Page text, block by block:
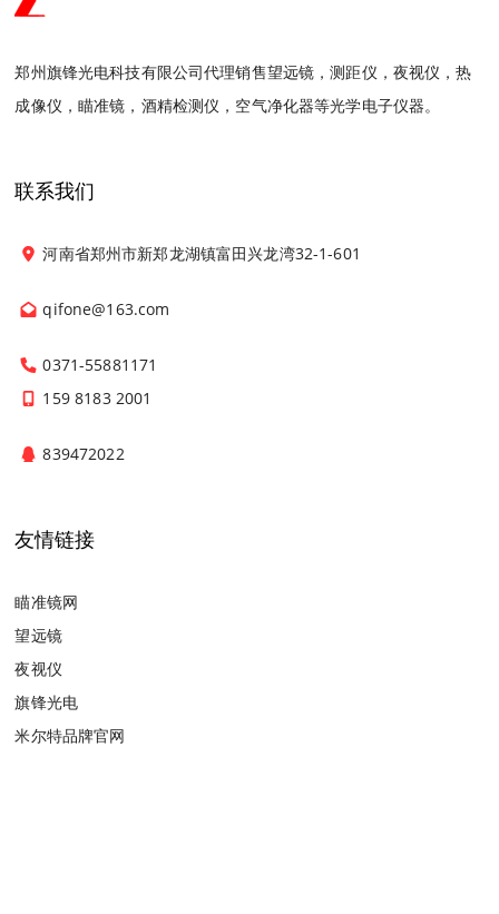
郑州旗锋光电科技有限公司代理销售望远镜，测距仪，夜视仪，热
成像仪，瞄准镜，酒精检测仪，空气净化器等光学电子仪器。
联系我们
河南省郑州市新郑龙湖镇富田兴龙湾32-1-601
qifone@163.com
0371-55881171
159 8183 2001
839472022
友情链接
瞄准镜网
望远镜
夜视仪
旗锋光电
米尔特品牌官网